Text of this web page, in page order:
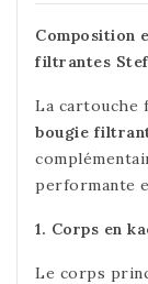
Composition
filtrantes
La cartouche
bougie
performante
1. Corps en
Le corps